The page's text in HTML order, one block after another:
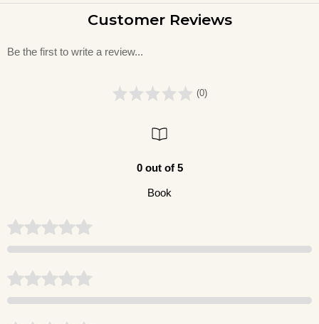
Customer Reviews
Be the first to write a review...
(0)
0 out of 5
Book